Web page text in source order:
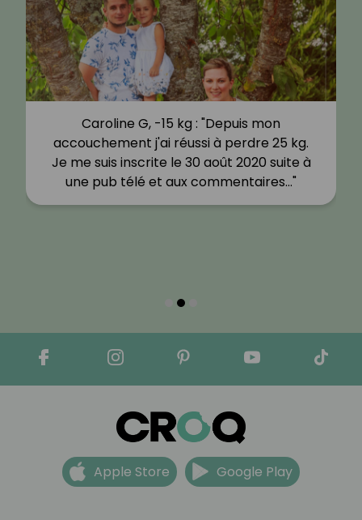
Caroline G, -15 kg : "Depuis mon
accouchement j'ai réussi à perdre 25 kg.
Je me suis inscrite le 30 août 2020 suite à
une pub télé et aux commentaires…"
Apple Store Google Play